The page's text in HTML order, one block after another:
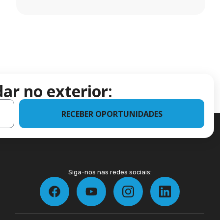
no exterior:
RECEBER OPORTUNIDADES
Siga-nos nas redes sociais: